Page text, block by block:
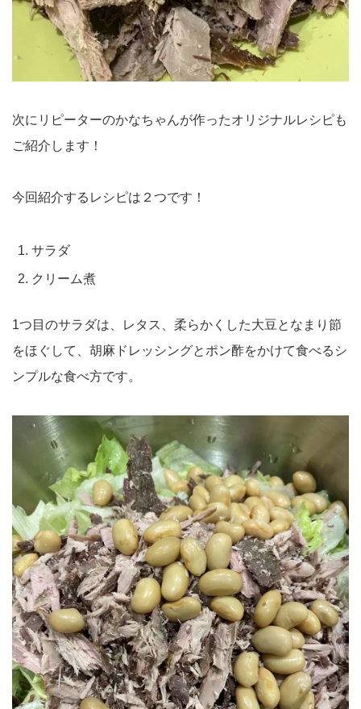
次にリピーターのかなちゃんが作ったオリジナルレシピも
ご紹介します！
今回紹介するレシピは２つです！
サラダ
クリーム煮
1つ目のサラダは、レタス、柔らかくした大豆となまり節
をほぐして、胡麻ドレッシングとポン酢をかけて食べるシ
ンプルな食べ方です。